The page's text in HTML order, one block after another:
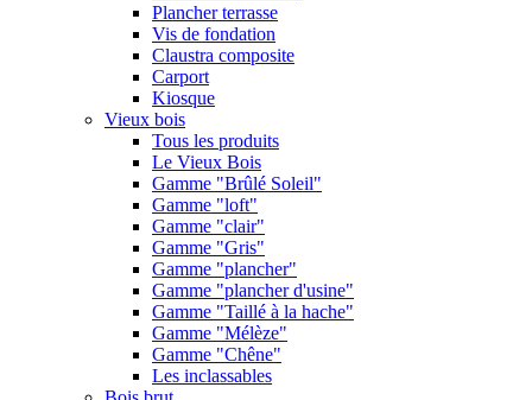
Plancher terrasse
Vis de fondation
Claustra composite
Carport
Kiosque
Vieux bois
Tous les produits
Le Vieux Bois
Gamme "Brûlé Soleil"
Gamme "loft"
Gamme "clair"
Gamme "Gris"
Gamme "plancher"
Gamme "plancher d'usine"
Gamme "Taillé à la hache"
Gamme "Mélèze"
Gamme "Chêne"
Les inclassables